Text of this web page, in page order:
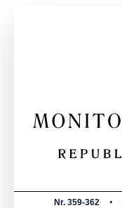
Nr. 359-362